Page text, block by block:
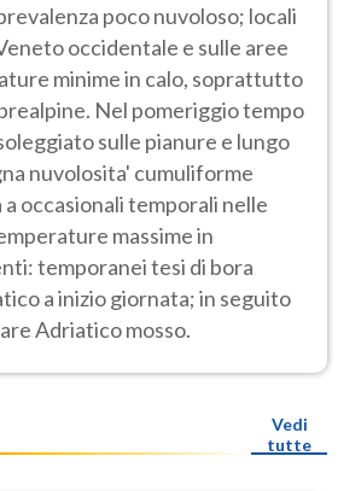
poco nuvoloso; locali
occidentale e sulle aree
minime in calo, soprattutto
Nel pomeriggio tempo
sulle pianure e lungo
nuvolosita' cumuliforme
occasionali temporali nelle
massime in
temporanei tesi di bora
a inizio giornata; in seguito
Adriatico mosso.
Vedi
tutte